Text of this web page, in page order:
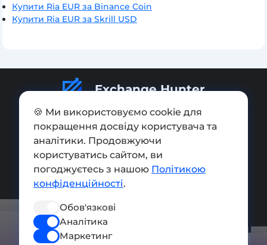
Купити Ria EUR за Binance Coin
Купити Ria EUR за Skrill USD
Exchange Hunter
Додати обмінник
Мапа сайту
Умови використання
🍪 Ми використовуємо cookie для
покращення досвіду користувача та
аналітики. Продовжуючи
користуватись сайтом, ви
погоджуєтесь з нашою Політикою
конфіденційності.
Обов'язкові
Аналітика
Маркетинг